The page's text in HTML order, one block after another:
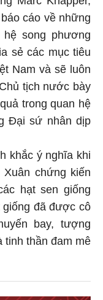
cáo về những
song phương
sẻ các mục tiêu
Nam và sẽ luôn
tịch nước bày
trong quan hệ
Đại sứ nhân dịp
khắc ý nghĩa khi
chứng kiến
hạt sen giống
đã được cô
bay, tượng
tinh thần đam mê